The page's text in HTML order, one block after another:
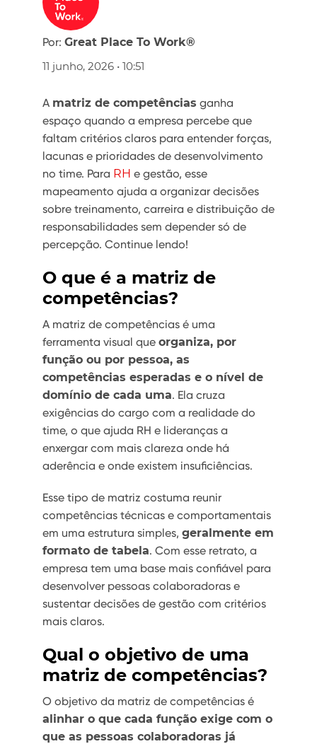
Por: Great Place To Work®
11 junho, 2026 • 10:51
A matriz de competências ganha
espaço quando a empresa percebe que
faltam critérios claros para entender forças,
lacunas e prioridades de desenvolvimento
no time. Para RH e gestão, esse
mapeamento ajuda a organizar decisões
sobre treinamento, carreira e distribuição de
responsabilidades sem depender só de
percepção. Continue lendo!
O que é a matriz de
competências?
A matriz de competências é uma
ferramenta visual que organiza, por
função ou por pessoa, as
competências esperadas e o nível de
domínio de cada uma. Ela cruza
exigências do cargo com a realidade do
time, o que ajuda RH e lideranças a
enxergar com mais clareza onde há
aderência e onde existem insuficiências.
Esse tipo de matriz costuma reunir
competências técnicas e comportamentais
em uma estrutura simples, geralmente em
formato de tabela. Com esse retrato, a
empresa tem uma base mais confiável para
desenvolver pessoas colaboradoras e
sustentar decisões de gestão com critérios
mais claros.
Qual o objetivo de uma
matriz de competências?
O objetivo da matriz de competências é
alinhar o que cada função exige com o
que as pessoas colaboradoras já